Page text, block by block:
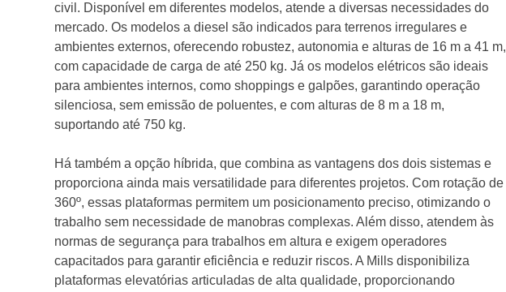
civil. Disponível em diferentes modelos, atende a diversas necessidades do
mercado. Os modelos a diesel são indicados para terrenos irregulares e
ambientes externos, oferecendo robustez, autonomia e alturas de 16 m a 41 m,
com capacidade de carga de até 250 kg. Já os modelos elétricos são ideais
para ambientes internos, como shoppings e galpões, garantindo operação
silenciosa, sem emissão de poluentes, e com alturas de 8 m a 18 m,
suportando até 750 kg.
Há também a opção híbrida, que combina as vantagens dos dois sistemas e
proporciona ainda mais versatilidade para diferentes projetos. Com rotação de
360º, essas plataformas permitem um posicionamento preciso, otimizando o
trabalho sem necessidade de manobras complexas. Além disso, atendem às
normas de segurança para trabalhos em altura e exigem operadores
capacitados para garantir eficiência e reduzir riscos. A Mills disponibiliza
plataformas elevatórias articuladas de alta qualidade, proporcionando